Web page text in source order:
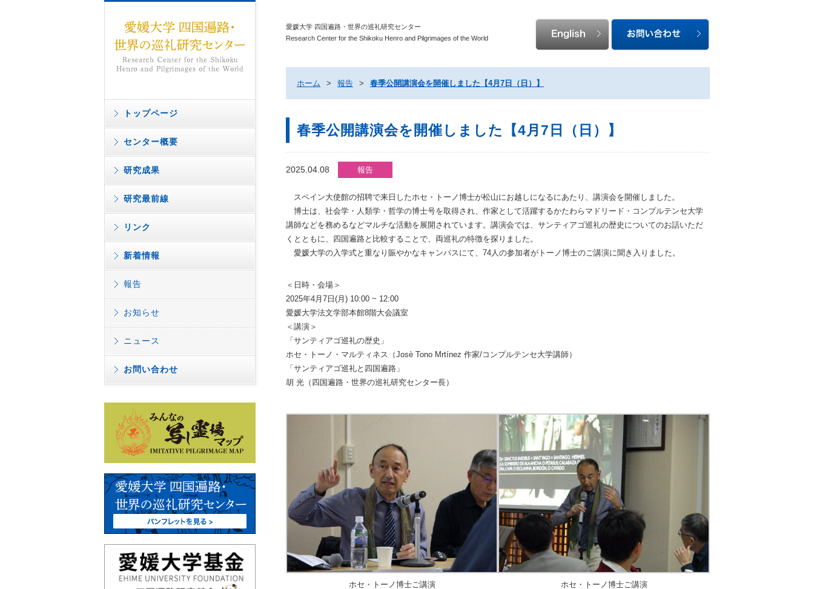
愛媛大学 四国遍路・世界の巡礼研究センター
Research Center for the Shikoku Henro and Pilgrimages of the World
ホーム > 報告 > 春季公開講演会を開催しました【4月7日（日）】
春季公開講演会を開催しました【4月7日（日）】
2025.04.08 報告
スペイン大使館の招聘で来日したホセ・トーノ博士が松山にお越しになるにあたり、講演会を開催しました。
博士は、社会学・人類学・哲学の博士号を取得され、作家として活躍するかたわらマドリード・コンプルテンセ大学
講師などを務めるなどマルチな活動を展開されています。講演会では、サンティアゴ巡礼の歴史についてのお話いただ
くとともに、四国遍路と比較することで、両巡礼の特徴を探りました。
愛媛大学の入学式と重なり賑やかなキャンパスにて、74人の参加者がトーノ博士のご講演に聞き入りました。
＜日時・会場＞
2025年4月7日(月) 10:00 ~ 12:00
愛媛大学法文学部本館8階大会議室
＜講演＞
「サンティアゴ巡礼の歴史」
ホセ・トーノ・マルティネス（Josè Tono Mrtínez 作家/コンプルテンセ大学講師）
「サンティアゴ巡礼と四国遍路」
胡 光（四国遍路・世界の巡礼研究センター長）
ホセ・トーノ博士ご講演 ホセ・トーノ博士ご講演
トップページ
センター概要
研究成果
研究最前線
リンク
新着情報
報告
お知らせ
ニュース
お問い合わせ